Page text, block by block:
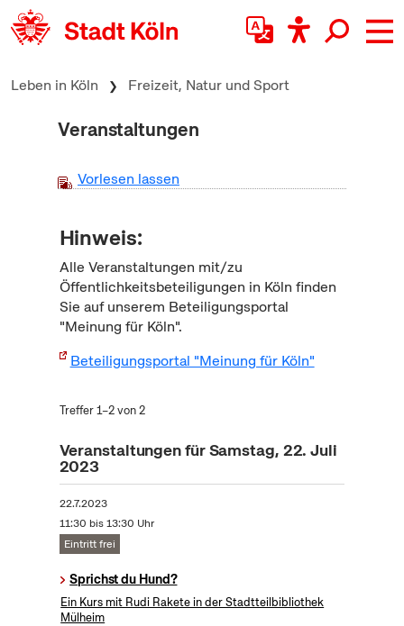
zum Inhalt springen
Leben in Köln Freizeit, Natur und Sport
Veranstaltungen
Vorlesen lassen
Hinweis:
Alle Veranstaltungen mit/zu
Öffentlichkeitsbeteiligungen in Köln finden
Sie auf unserem Beteiligungsportal
"Meinung für Köln".
Beteiligungsportal "Meinung für Köln"
Treffer 1–2 von 2
Veranstaltungen für Samstag, 22. Juli
2023
22.7.2023
11:30 bis 13:30 Uhr
Eintritt frei
Sprichst du Hund?
Ein Kurs mit Rudi Rakete in der Stadtteilbibliothek
Mülheim